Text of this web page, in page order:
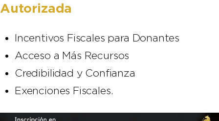
Autorizada
Incentivos Fiscales para Donantes
Acceso a Más Recursos
Credibilidad y Confianza
Exenciones Fiscales.